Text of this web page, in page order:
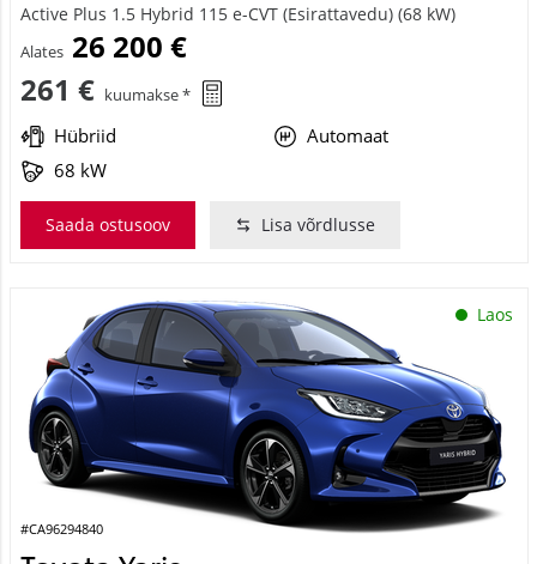
Active Plus 1.5 Hybrid 115 e-CVT (Esirattavedu) (68 kW)
Alates 26 200 €
261 € kuumakse *
Hübriid
Automaat
68 kW
Saada ostusoov Lisa võrdlusse
Laos
#CA96294840